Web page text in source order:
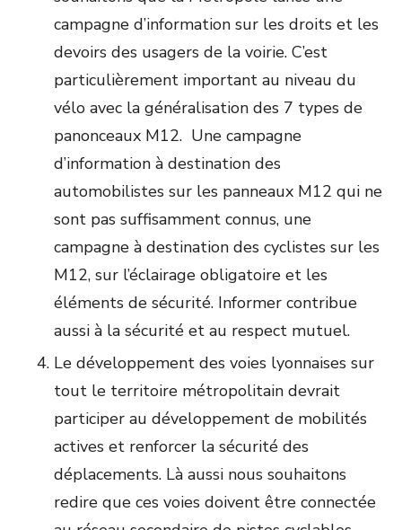
campagne d’information sur les droits et les
devoirs des usagers de la voirie. C’est
particulièrement important au niveau du
vélo avec la généralisation des 7 types de
panonceaux M12. Une campagne
d’information à destination des
automobilistes sur les panneaux M12 qui ne
sont pas suffisamment connus, une
campagne à destination des cyclistes sur les
M12, sur l’éclairage obligatoire et les
éléments de sécurité. Informer contribue
aussi à la sécurité et au respect mutuel.
Le développement des voies lyonnaises sur
tout le territoire métropolitain devrait
participer au développement de mobilités
actives et renforcer la sécurité des
déplacements. Là aussi nous souhaitons
redire que ces voies doivent être connectée